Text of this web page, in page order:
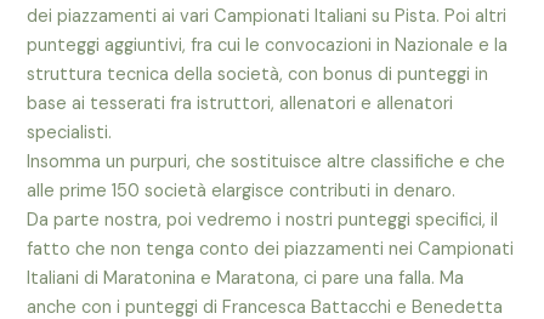
dei piazzamenti ai vari Campionati Italiani su Pista. Poi altri
punteggi aggiuntivi, fra cui le convocazioni in Nazionale e la
struttura tecnica della società, con bonus di punteggi in
base ai tesserati fra istruttori, allenatori e allenatori
specialisti.
Insomma un purpuri, che sostituisce altre classifiche e che
alle prime 150 società elargisce contributi in denaro.
Da parte nostra, poi vedremo i nostri punteggi specifici, il
fatto che non tenga conto dei piazzamenti nei Campionati
Italiani di Maratonina e Maratona, ci pare una falla. Ma
anche con i punteggi di Francesca Battacchi e Benedetta